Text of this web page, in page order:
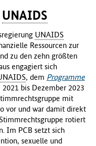
UNAIDS
UNAIDS
Ressourcen zur
zu den zehn größten
engagiert sich
, dem Programme
2021 bis Dezember 2023
mit
vor und war damit direkt
rotiert
Im PCB setzt sich
sexuelle und